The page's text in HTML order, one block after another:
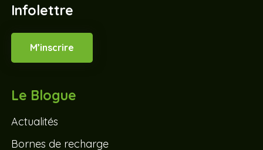
Infolettre
M’inscrire
Le Blogue
Actualités
Bornes de recharge